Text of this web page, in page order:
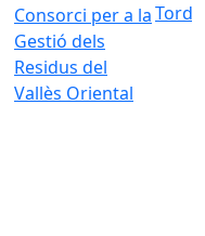
Consorci per a la
Gestió dels
Residus del
Vallès Oriental